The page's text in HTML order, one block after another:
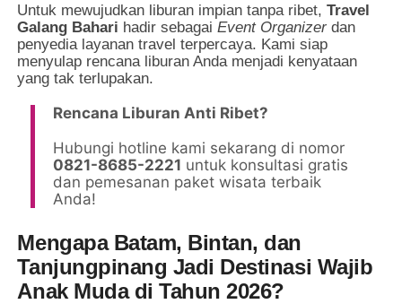
Untuk mewujudkan liburan impian tanpa ribet,Travel
Galang Bahari hadir sebagaiEvent Organizer dan
penyedia layanan travel terpercaya. Kami siap
menyulap rencana liburan Anda menjadi kenyataan
yang tak terlupakan.
Rencana Liburan Anti Ribet?
Hubungi hotline kami sekarang di nomor
0821-8685-2221 untuk konsultasi gratis
dan pemesanan paket wisata terbaik
Anda!
Mengapa Batam, Bintan, dan
Tanjungpinang Jadi Destinasi Wajib
Anak Muda di Tahun 2026?